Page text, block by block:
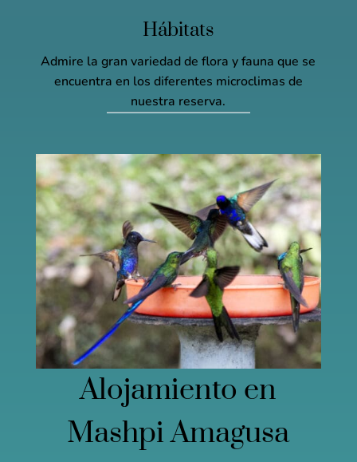
Hábitats
Admire la gran variedad de flora y fauna que se
encuentra en los diferentes microclimas de
nuestra reserva.
Alojamiento en
Mashpi Amagusa